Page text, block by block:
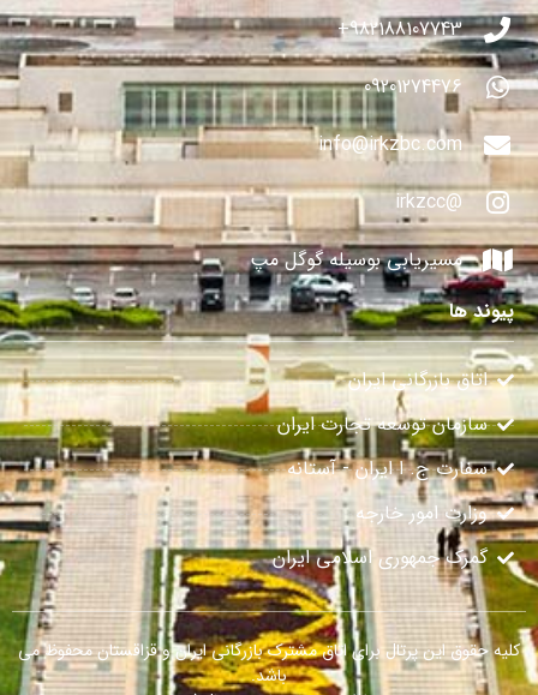
982188107743+
09201274476
info@irkzbc.com
@irkzcc
مسیریابی بوسیله گوگل مپ
پیوند ها
اتاق بازرگانی ایران
سازمان توسعه تجارت ایران
سفارت ج. ا ایران - آستانه
وزارت امور خارجه
گمرک جمهوری اسلامی ایران
کلیه حقوق این پرتال برای اتاق مشترک بازرگانی ایران و قزاقستان محفوظ می
باشد.